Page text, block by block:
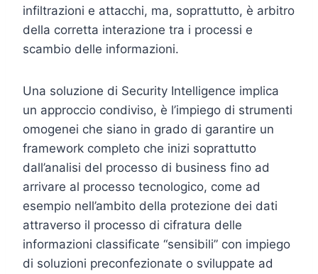
infiltrazioni e attacchi, ma, soprattutto, è arbitro
della corretta interazione tra i processi e
scambio delle informazioni.
Una soluzione di Security Intelligence implica
un approccio condiviso, è l’impiego di strumenti
omogenei che siano in grado di garantire un
framework completo che inizi soprattutto
dall’analisi del processo di business fino ad
arrivare al processo tecnologico, come ad
esempio nell’ambito della protezione dei dati
attraverso il processo di cifratura delle
informazioni classificate “sensibili” con impiego
di soluzioni preconfezionate o sviluppate ad